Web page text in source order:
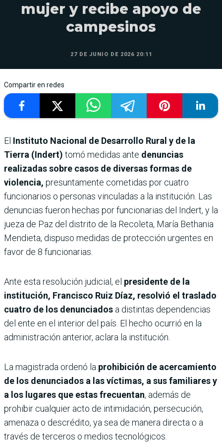
mujer y recibe apoyo de
campesinos
27 DE JUNIO DE 2026 20:11
Compartir en redes
El Instituto Nacional de Desarrollo Rural y de la
Tierra (Indert) tomó medidas ante denuncias
realizadas sobre casos de diversas formas de
violencia, presuntamente cometidas por cuatro
funcionarios o personas vinculadas a la institución. Las
denuncias fueron hechas por funcionarias del Indert, y la
jueza de Paz del distrito de la Recoleta, María Bethania
Mendieta, dispuso medidas de protección urgentes en
favor de 8 funcionarias.
Ante esta resolución judicial, el presidente de la
institución, Francisco Ruiz Díaz, resolvió el traslado
cuatro de los denunciados a distintas dependencias
del ente en el interior del país. El hecho ocurrió en la
administración anterior, aclara la institución.
La magistrada ordenó la prohibición de acercamiento
de los denunciados a las víctimas, a sus familiares y
a los lugares que estas frecuentan, además de
prohibir cualquier acto de intimidación, persecución,
amenaza o descrédito, ya sea de manera directa o a
través de terceros o medios tecnológicos.